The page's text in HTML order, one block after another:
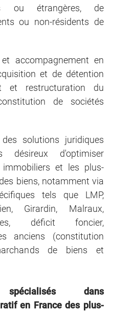
ou étrangères, de
ou non-résidents de
accompagnement en
et de détention
et restructuration du
de sociétés
solutions juridiques
désireux d'optimiser
immobiliers et les plus-
biens, notamment via
tels que LMP,
Girardin, Malraux,
déficit foncier,
anciens (constitution
de biens et
dans
en France des plus-